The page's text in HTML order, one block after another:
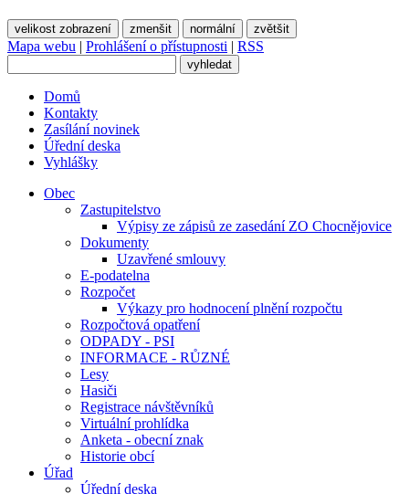
velikost zobrazení zmenšit normální zvětšit
Mapa webu | Prohlášení o přístupnosti | RSS
Domů
Kontakty
Zasílání novinek
Úřední deska
Vyhlášky
Obec
Zastupitelstvo
Výpisy ze zápisů ze zasedání ZO Chocnějovice
Dokumenty
Uzavřené smlouvy
E-podatelna
Rozpočet
Výkazy pro hodnocení plnění rozpočtu
Rozpočtová opatření
ODPADY - PSI
INFORMACE - RŮZNÉ
Lesy
Hasiči
Registrace návštěvníků
Virtuální prohlídka
Anketa - obecní znak
Historie obcí
Úřad
Úřední deska